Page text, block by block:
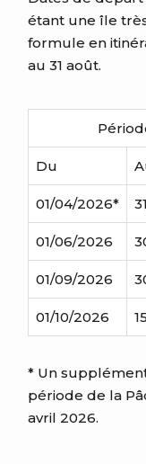
étant une île
formule en
au 31 août.
Du
01/04/2026*
01/06/2026
01/09/2026
01/10/2026
* Un
période de la
avril 2026.